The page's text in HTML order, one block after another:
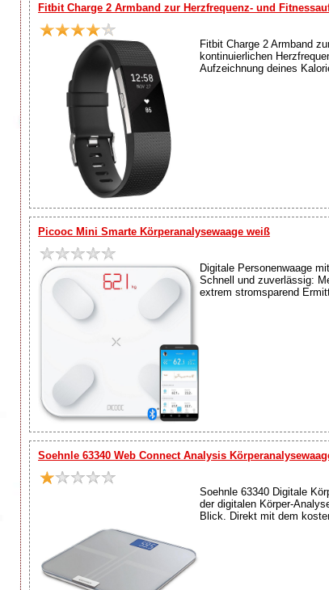
Fitbit Charge 2 Armband zur Herzfrequenz- und
Fitbit Charge 2 Armband
kontinuierlichen
Aufzeichnung deines
Picooc Mini Smarte Körperanalysewaage weiß
Digitale Personenwaage
Schnell und zuverlässig:
extrem stromsparend
Soehnle 63340 Web Connect Analysis
Soehnle 63340 Digitale
der digitalen Körper-
Blick. Direkt mit dem